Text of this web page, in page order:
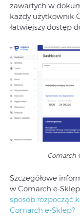
zawartych w
każdy użytkownik
łatwiejszy dostęp
Comarch
Szczegółowe
w Comarch e-
sposób rozpocząć
Comarch e-Sklep?